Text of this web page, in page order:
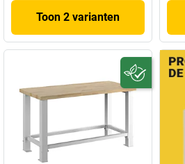
Toon 2 varianten